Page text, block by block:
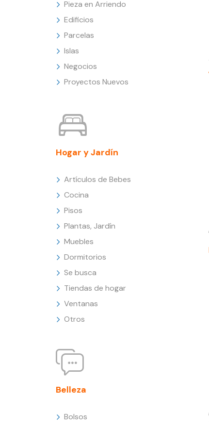
Pieza en Arriendo
Edificios
Parcelas
Islas
Negocios
Proyectos Nuevos
Hogar y Jardín
Artículos de Bebes
Cocina
Pisos
Plantas, Jardín
Muebles
Dormitorios
Se busca
Tiendas de hogar
Ventanas
Otros
Belleza
Bolsos